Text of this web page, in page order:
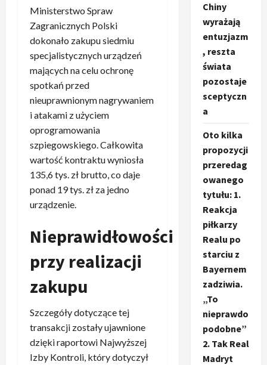
Ministerstwo Spraw
Zagranicznych Polski
dokonało zakupu siedmiu
specjalistycznych urządzeń
mających na celu ochronę
spotkań przed
nieuprawnionym nagrywaniem
i atakami z użyciem
oprogramowania
szpiegowskiego. Całkowita
wartość kontraktu wyniosła
135,6 tys. zł brutto, co daje
ponad 19 tys. zł za jedno
urządzenie.
Nieprawidłowości
przy realizacji
zakupu
Szczegóły dotyczące tej
transakcji zostały ujawnione
dzięki raportowi Najwyższej
Izby Kontroli, który dotyczył
Chiny
wyrażają
entuzjazm
, reszta
świata
pozostaje
sceptyczn
a
Oto kilka
propozycji
przeredag
owanego
tytułu: 1.
Reakcja
piłkarzy
Realu po
starciu z
Bayernem
zadziwia.
„To
nieprawdo
podobne”
2. Tak Real
Madryt